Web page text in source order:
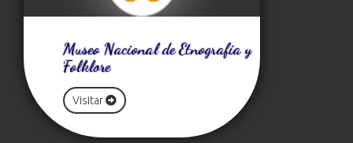
Museo Nacional de Etnografía y
Folklore
Visitar